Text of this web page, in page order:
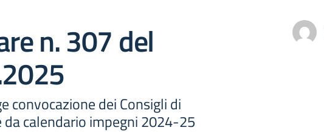
n. 307 del
convocazione dei Consigli di
da calendario impegni 2024-25